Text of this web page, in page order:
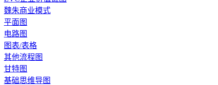
魏朱商业模式
平面图
电路图
图表/表格
其他流程图
甘特图
基础思维导图